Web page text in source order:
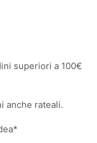
superiori a 100€
anche rateali.